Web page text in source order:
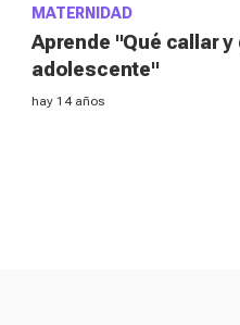
MATERNIDAD
Aprende "Qué callar
adolescente"
hay 14 años